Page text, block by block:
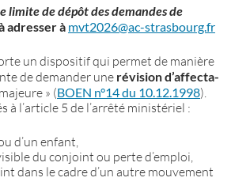
limite de dépôt des demandes de
adresser à mvt2026@ac-strasbourg.fr
un dispositif qui permet de manière
de demander une révision d’af­fec­ta­
» (BOEN n°14 du 10.12.1998).
à l’article 5 de l’arrêté ministériel :
d’un enfant,
du conjoint ou perte d’emploi,
dans le cadre d’un autre mouvement